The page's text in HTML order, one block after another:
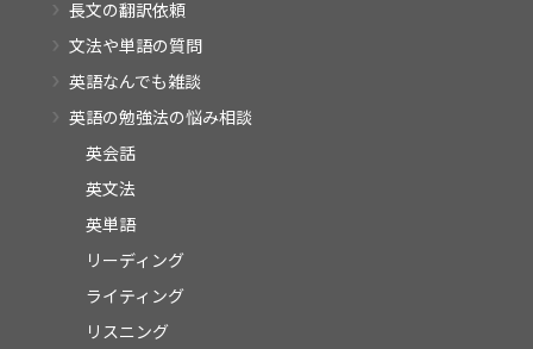
長文の翻訳依頼
文法や単語の質問
英語なんでも雑談
英語の勉強法の悩み相談
英会話
英文法
英単語
リーディング
ライティング
リスニング